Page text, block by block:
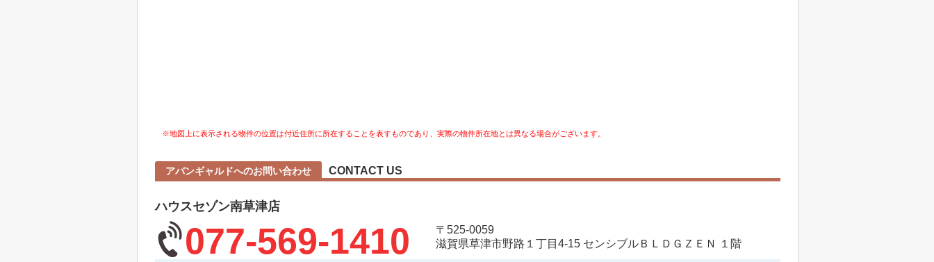
※地図上に表示される物件の位置は付近住所に所在することを表すものであり、実際の物件所在地とは異なる場合がございます。
アバンギャルドへのお問い合わせ CONTACT US
ハウスセゾン南草津店
077-569-1410
〒525-0059
滋賀県草津市野路１丁目4-15 センシブルＢＬＤＧＺＥＮ １階